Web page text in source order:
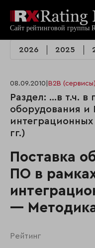
2026 2025
08.09.2010 B2B (сервисы)
Раздел: …в т.ч. в
оборудования и
гг.)
Поставка
ПО в
—
Рейтинг